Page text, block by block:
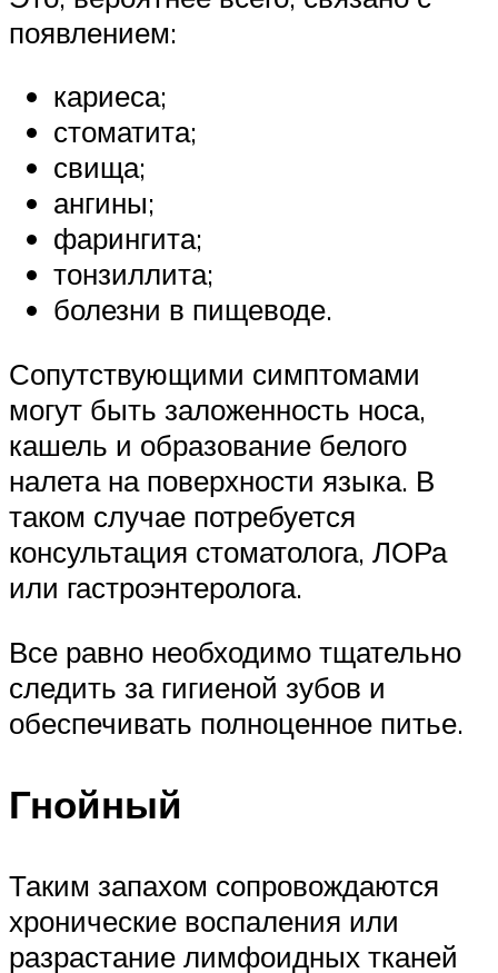
появлением:
кариеса;
стоматита;
свища;
ангины;
фарингита;
тонзиллита;
болезни в пищеводе.
Сопутствующими симптомами
могут быть заложенность носа,
кашель и образование белого
налета на поверхности языка. В
таком случае потребуется
консультация стоматолога, ЛОРа
или гастроэнтеролога.
Все равно необходимо тщательно
следить за гигиеной зубов и
обеспечивать полноценное питье.
Гнойный
Таким запахом сопровождаются
хронические воспаления или
разрастание лимфоидных тканей